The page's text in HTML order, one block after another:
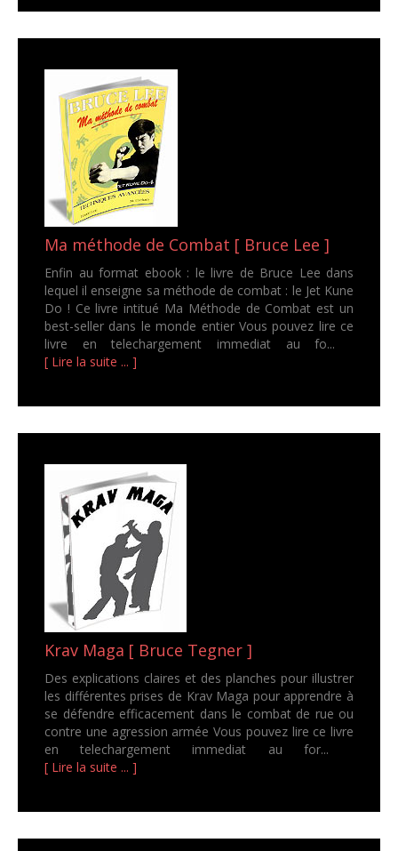
Ma méthode de Combat [ Bruce Lee ]
Enfin au format ebook : le livre de Bruce Lee dans
lequel il enseigne sa méthode de combat : le Jet Kune
Do ! Ce livre intitué Ma Méthode de Combat est un
best-seller dans le monde entier Vous pouvez lire ce
livre en telechargement immediat au fo...
[ Lire la suite ... ]
Krav Maga [ Bruce Tegner ]
Des explications claires et des planches pour illustrer
les différentes prises de Krav Maga pour apprendre à
se défendre efficacement dans le combat de rue ou
contre une agression armée Vous pouvez lire ce livre
en telechargement immediat au for...
[ Lire la suite ... ]